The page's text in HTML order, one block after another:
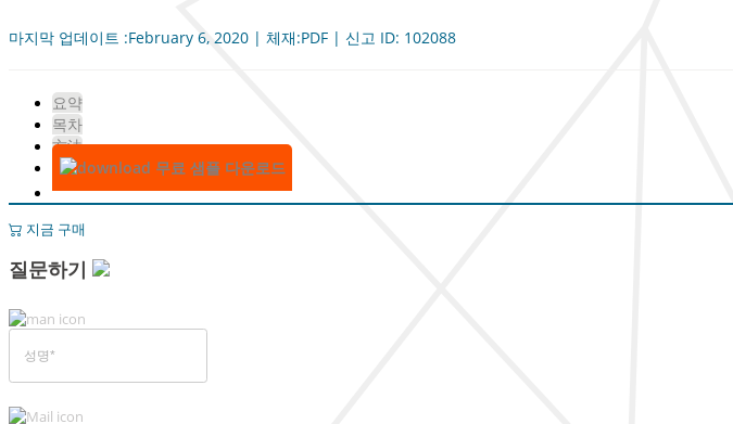
마지막 업데이트 :February 6, 2020 | 체재:PDF | 신고 ID: 102088
요약
목차
方法
무료 샘플 다운로드
지금 구매
질문하기